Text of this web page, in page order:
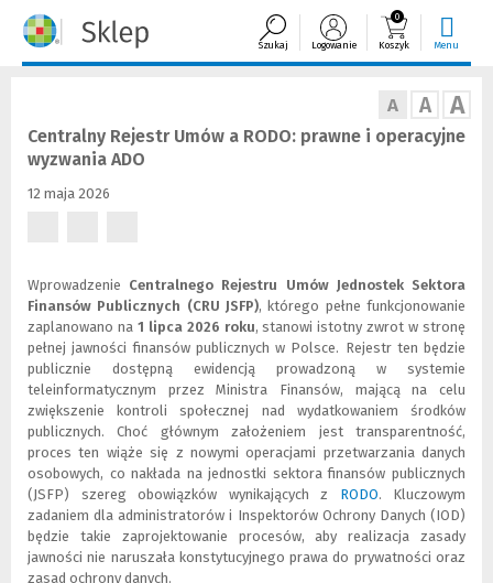
Szukaj Logowanie
0
Koszyk Menu
A A A
Centralny Rejestr Umów a RODO: prawne i operacyjne
wyzwania ADO
12 maja 2026
Wprowadzenie Centralnego Rejestru Umów Jednostek Sektora
Finansów Publicznych (CRU JSFP), którego pełne funkcjonowanie
zaplanowano na 1 lipca 2026 roku, stanowi istotny zwrot w stronę
pełnej jawności finansów publicznych w Polsce. Rejestr ten będzie
publicznie dostępną ewidencją prowadzoną w systemie
teleinformatycznym przez Ministra Finansów, mającą na celu
zwiększenie kontroli społecznej nad wydatkowaniem środków
publicznych. Choć głównym założeniem jest transparentność,
proces ten wiąże się z nowymi operacjami przetwarzania danych
osobowych, co nakłada na jednostki sektora finansów publicznych
(JSFP) szereg obowiązków wynikających z RODO(
N
o
w
(
L
i
n
. Kluczowym
zadaniem dla administratorów i Inspektorów Ochrony Danych (IOD)
będzie takie zaprojektowanie procesów, aby realizacja zasady
jawności nie naruszała konstytucyjnego prawa do prywatności oraz
zasad ochrony danych.